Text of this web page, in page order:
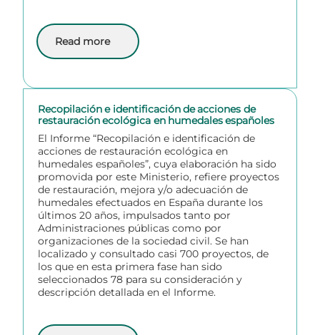
Read more
about Inventario Español de Zonas Humedas (IEZH)
Recopilación e identificación de acciones de
restauración ecológica en humedales españoles
El Informe “Recopilación e identificación de
acciones de restauración ecológica en
humedales españoles”, cuya elaboración ha sido
promovida por este Ministerio, refiere proyectos
de restauración, mejora y/o adecuación de
humedales efectuados en España durante los
últimos 20 años, impulsados tanto por
Administraciones públicas como por
organizaciones de la sociedad civil. Se han
localizado y consultado casi 700 proyectos, de
los que en esta primera fase han sido
seleccionados 78 para su consideración y
descripción detallada en el Informe.